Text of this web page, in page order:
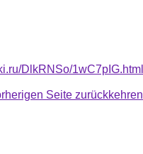
DlkRNSo/1wC7pIG.html
Seite zurückkehren